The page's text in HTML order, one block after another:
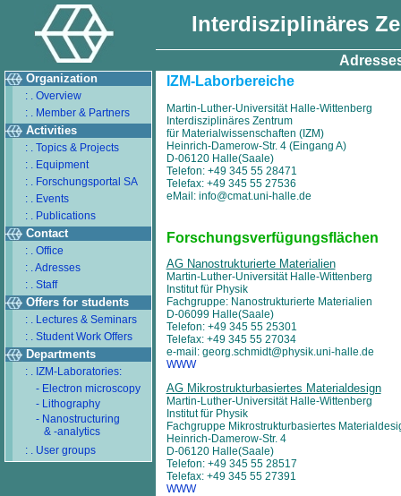
Interdisziplinäres
Organization
: . Overview
: . Member & Partners
Activities
: . Topics & Projects
: . Equipment
: . Forschungsportal SA
: . Events
: . Publications
Contact
: . Office
: . Adresses
: . Staff
Offers for students
: . Lectures & Seminars
: . Student Work Offers
Departments
: . IZM-Laboratories:
- Electron microscopy
- Lithography
- Nanostructuring
& -analytics
: . User groups
IZM-Laborbereiche
Martin-Luther-Universität Halle-Wittenberg
Interdisziplinäres Zentrum
für Materialwissenschaften (IZM)
Heinrich-Damerow-Str. 4 (Eingang A)
D-06120 Halle(Saale)
Telefon: +49 345 55 28471
Telefax: +49 345 55 27536
eMail: info@cmat.uni-halle.de
Forschungsverfügungsflächen
AG Nanostrukturierte Materialien
Martin-Luther-Universität Halle-Wittenberg
Institut für Physik
Fachgruppe: Nanostrukturierte Materialien
D-06099 Halle(Saale)
Telefon: +49 345 55 25301
Telefax: +49 345 55 27034
e-mail: georg.schmidt@physik.uni-halle.de
WWW
AG Mikrostrukturbasiertes Materialdesign
Martin-Luther-Universität Halle-Wittenberg
Institut für Physik
Fachgruppe Mikrostrukturbasiertes
Heinrich-Damerow-Str. 4
D-06120 Halle(Saale)
Telefon: +49 345 55 28517
Telefax: +49 345 55 27391
WWW